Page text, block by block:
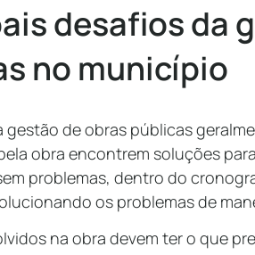
desafios da
no município
gestão de obras públicas
obra encontrem soluções
problemas, dentro do
os problemas de
na obra devem ter o que